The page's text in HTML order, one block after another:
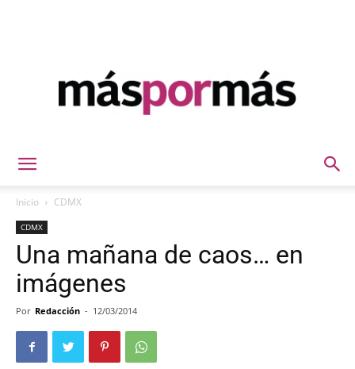
Inicio CDMX
CDMX
Una mañana de caos… en
imágenes
Por Redacción - 12/03/2014